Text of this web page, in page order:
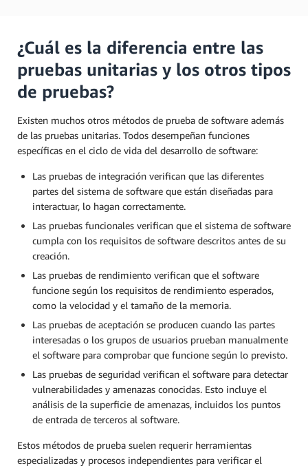
¿Cuál es la diferencia entre las
pruebas unitarias y los otros tipos
de pruebas?
Existen muchos otros métodos de prueba de software además
de las pruebas unitarias. Todos desempeñan funciones
específicas en el ciclo de vida del desarrollo de software:
Las pruebas de integración verifican que las diferentes
partes del sistema de software que están diseñadas para
interactuar, lo hagan correctamente.
Las pruebas funcionales verifican que el sistema de software
cumpla con los requisitos de software descritos antes de su
creación.
Las pruebas de rendimiento verifican que el software
funcione según los requisitos de rendimiento esperados,
como la velocidad y el tamaño de la memoria.
Las pruebas de aceptación se producen cuando las partes
interesadas o los grupos de usuarios prueban manualmente
el software para comprobar que funcione según lo previsto.
Las pruebas de seguridad verifican el software para detectar
vulnerabilidades y amenazas conocidas. Esto incluye el
análisis de la superficie de amenazas, incluidos los puntos
de entrada de terceros al software.
Estos métodos de prueba suelen requerir herramientas
especializadas y procesos independientes para verificar el